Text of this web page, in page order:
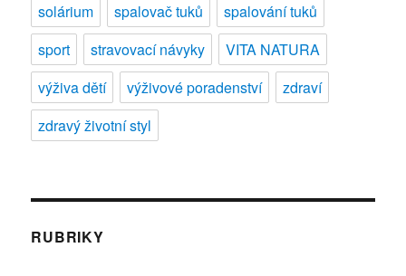
solárium
spalovač tuků
spalování tuků
sport
stravovací návyky
VITA NATURA
výživa dětí
výživové poradenství
zdraví
zdravý životní styl
RUBRIKY